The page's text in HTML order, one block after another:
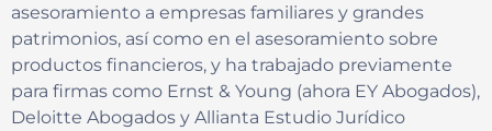
asesoramiento a empresas familiares y grandes
patrimonios, así como en el asesoramiento sobre
productos financieros, y ha trabajado previamente
para firmas como Ernst & Young (ahora EY Abogados),
Deloitte Abogados y Allianta Estudio Jurídico